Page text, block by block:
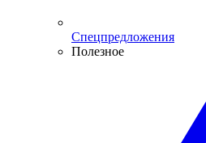
Спецпредложения
Полезное